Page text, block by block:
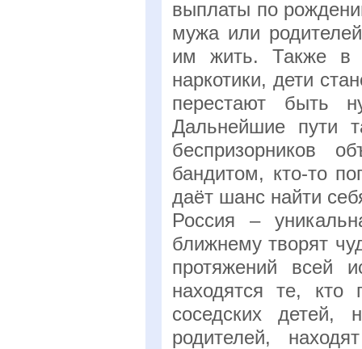
выплаты по
мужа или
им жить. Также в
наркотики, дети
перестают быть
Дальнейшие пути
беспризорников
бандитом, кто-то
даёт шанс найти
Россия –
ближнему творят
протяжений всей
находятся те, кто
соседских детей,
родителей,